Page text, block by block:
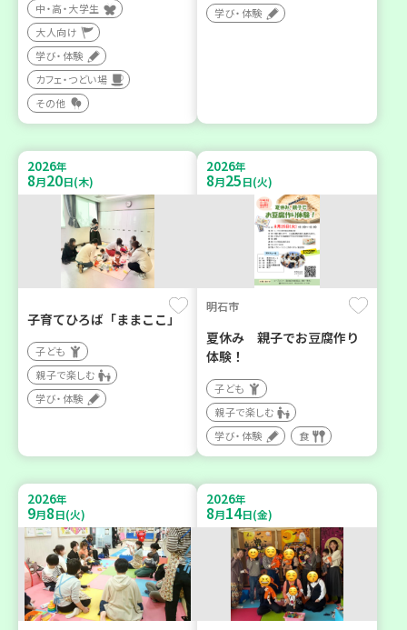
中・高・大学生
大人向け
学び・体験
カフェ・つどい場
その他
学び・体験
2026年
8月20日(木)
子育てひろば「ままここ」
子ども
親子で楽しむ
学び・体験
2026年
8月25日(火)
明石市
夏休み 親子でお豆腐作り
体験！
子ども
親子で楽しむ
学び・体験
食
2026年
9月8日(火)
2026年
8月14日(金)